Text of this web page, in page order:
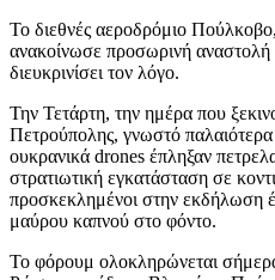
Το διεθνές αεροδρόμιο
ανακοίνωσε προσωρινή
διευκρινίσει τον λόγο.
Την Τετάρτη, την ημέρα που
Πετρούπολης, γνωστό
ουκρανικά drones έπληξαν
στρατιωτική εγκατάσταση σε
προσκεκλημένοι στην εκδήλωση
μαύρου καπνού στο φόντο.
Το φόρουμ ολοκληρώνεται